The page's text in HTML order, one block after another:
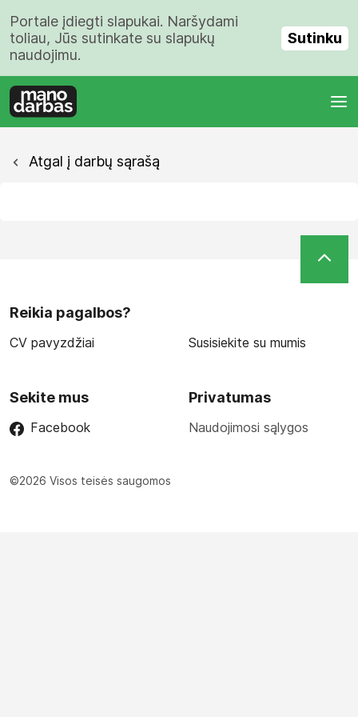
Portale įdiegti slapukai. Naršydami
toliau, Jūs sutinkate su slapukų
naudojimu.
Sutinku
Atgal į darbų sąrašą
Reikia pagalbos?
CV pavyzdžiai Susisiekite su mumis
Sekite mus
Facebook
Privatumas
Naudojimosi sąlygos
©2026 Visos teisės saugomos